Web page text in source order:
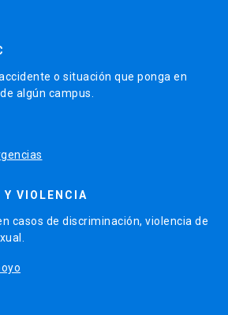
o situación que ponga en
algún campus.
VIOLENCIA
casos de discriminación, violencia de